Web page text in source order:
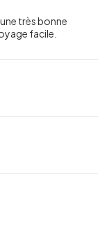
très bonne
facile.